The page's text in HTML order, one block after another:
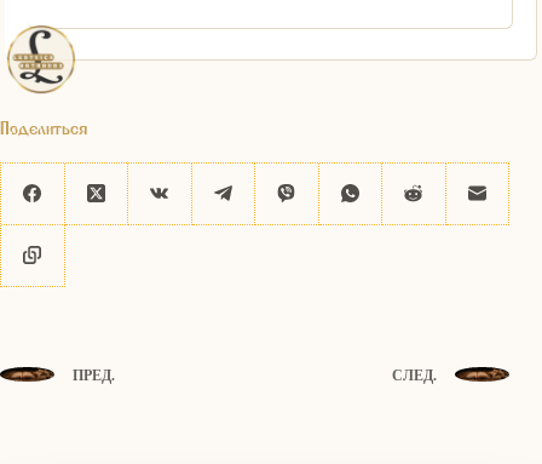
Поделиться
ПРЕД. СЛЕД.